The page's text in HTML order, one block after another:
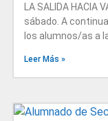
LA SALIDA HACIA
sábado. A
los alumnos/as a
Leer Más »